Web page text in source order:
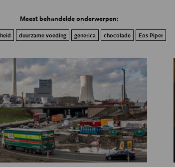
Meest behandelde onderwerpen:
duurzame voeding genetica chocolade Eos Pipet